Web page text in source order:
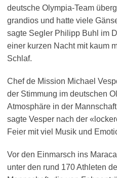
deutsche Olympia-Team
grandios und hatte viele
sagte Segler Philipp Buhl im
einer kurzen Nacht mit kaum
Schlaf.
Chef de Mission Michael
der Stimmung im deutschen
Atmosphäre in der
sagte Vesper nach der
Feier mit viel Musik und
Vor den Einmarsch ins
unter den rund 170 Athleten